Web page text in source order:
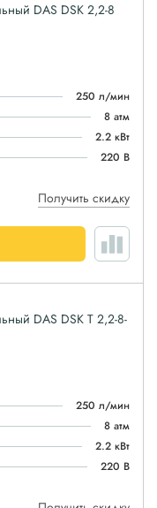
DAS DSK 2,2-8
250 л/мин
8 атм
2.2 кВт
220 В
Получить скидку
DAS DSK T 2,2-8-
250 л/мин
8 атм
2.2 кВт
220 В